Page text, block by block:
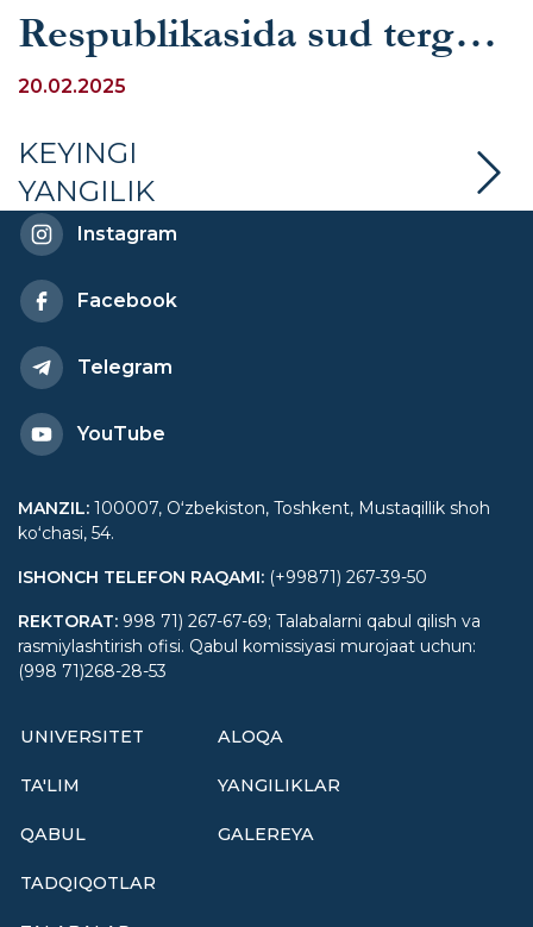
Respublikasida sud tergov
institutini tashkil etilishi”
mavzusida mahorat darsi
bo‘lib o‘tdi
20.02.2025
KEYINGI
YANGILIK
Instagram
Facebook
Telegram
YouTube
MANZIL: 100007, Oʻzbekiston, Toshkent, Mustaqillik shoh
koʻchasi, 54.
ISHONCH TELEFON RAQAMI: (+99871) 267-39-50
REKTORAT: 998 71) 267-67-69; Talabalarni qabul qilish va
rasmiylashtirish ofisi. Qabul komissiyasi murojaat uchun:
(998 71)268-28-53
UNIVERSITET
TA'LIM
QABUL
TADQIQOTLAR
ALOQA
YANGILIKLAR
GALEREYA